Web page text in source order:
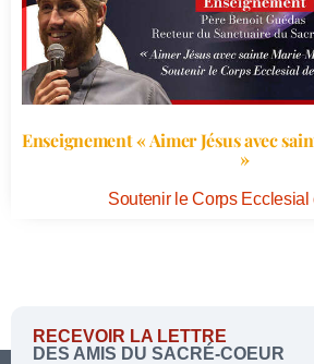
Enseignement « Aimer Jésus avec
»
Soutenir le Corps Ecclesial
RECEVOIR LA LETTRE
DES AMIS DU SACRÉ-COEUR